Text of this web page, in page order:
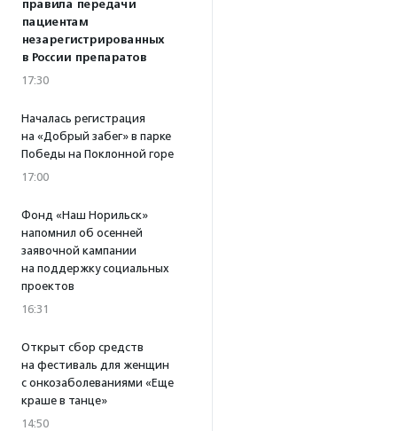
правила передачи
пациентам
незарегистрированных
в России препаратов
17:30
Началась регистрация
на «Добрый забег» в парке
Победы на Поклонной горе
17:00
Фонд «Наш Норильск»
напомнил об осенней
заявочной кампании
на поддержку социальных
проектов
16:31
Открыт сбор средств
на фестиваль для женщин
с онкозаболеваниями «Еще
краше в танце»
14:50